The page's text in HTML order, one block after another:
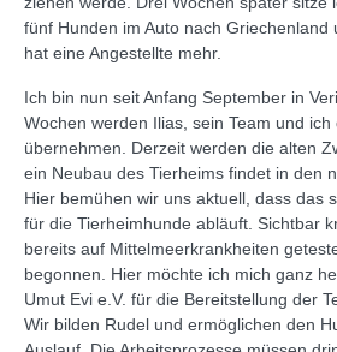
fünf Hunden im Auto nach Griechenland
hat eine Angestellte mehr.
Ich bin nun seit Anfang September in
Wochen werden Ilias, sein Team und
übernehmen. Derzeit werden die alten
ein Neubau des Tierheims findet in den
Hier bemühen wir uns aktuell, dass das
für die Tierheimhunde abläuft. Sichtbar
bereits auf Mittelmeerkrankheiten
begonnen. Hier möchte ich mich ganz
Umut Evi e.V. für die Bereitstellung der
Wir bilden Rudel und ermöglichen den